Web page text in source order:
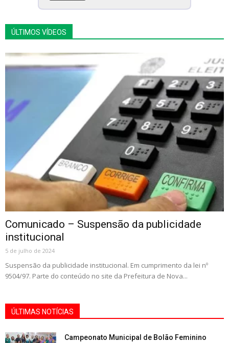
ÚLTIMOS VÍDEOS
Comunicado – Suspensão da publicidade
institucional
5 de julho de 2024
Suspensão da publicidade institucional. Em cumprimento da lei nº
9504/97. Parte do conteúdo no site da Prefeitura de Nova...
ÚLTIMAS NOTÍCIAS
Campeonato Municipal de Bolão Feminino